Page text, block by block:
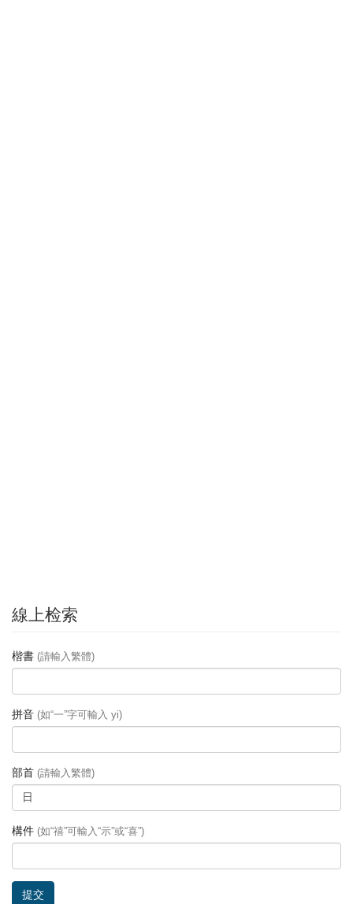
線上检索
楷書 (請輸入繁體)
拼音 (如“一”字可輸入 yi)
部首 (請輸入繁體)
構件 (如“禧”可輸入“示”或“喜”)
提交